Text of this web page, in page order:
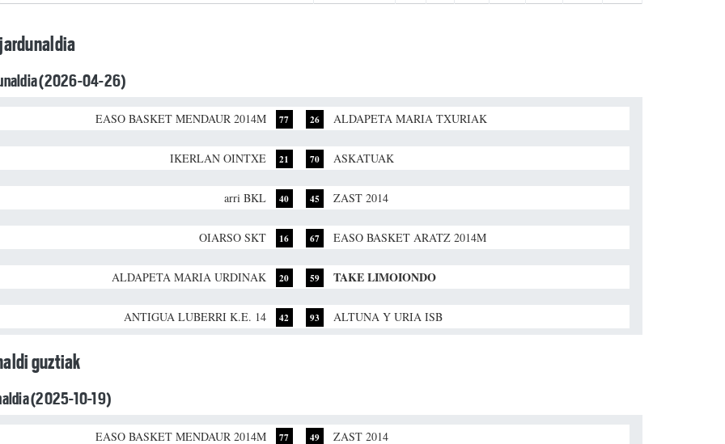
(2026-04-26)
EASO BASKET MENDAUR 2014M 77 26 ALDAPETA MARIA TXURIAK
IKERLAN OINTXE 21 70 ASKATUAK
arri BKL 40 45 ZAST 2014
OIARSO SKT 16 67 EASO BASKET ARATZ 2014M
ALDAPETA MARIA URDINAK 20 59 TAKE LIMOIONDO
ANTIGUA LUBERRI K.E. 14 42 93 ALTUNA Y URIA ISB
guztiak
(2025-10-19)
EASO BASKET MENDAUR 2014M 77 49 ZAST 2014